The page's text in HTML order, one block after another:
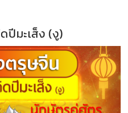
ปีมะเส็ง (งู)